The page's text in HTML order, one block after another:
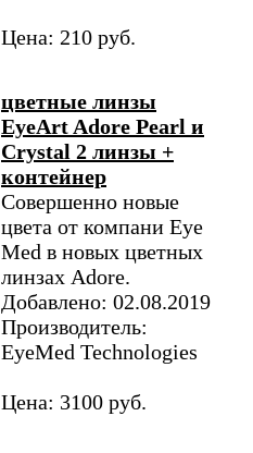
Цена: 210 руб.
цветные линзы
EyeArt Adore Pearl и
Crystal 2 линзы +
контейнер
Совершенно новые
цвета от компани Eye
Med в новых цветных
линзах Adore.
Добавлено: 02.08.2019
Производитель:
EyeMed Technologies
Цена: 3100 руб.